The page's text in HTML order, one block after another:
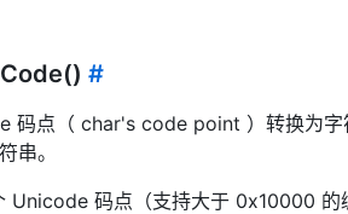
#
码点（ char's code point ）转换为字
串。
Unicode 码点（支持大于 0x10000 的